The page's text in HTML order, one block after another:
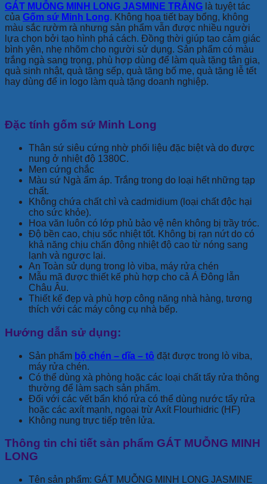
GÁT MUỖNG MINH LONG JASMINE TRẮNG là tuyệt tác
của Gốm sứ Minh Long. Không họa tiết bay bổng, không
màu sắc rườm rà nhưng sản phẩm vẫn được nhiều người
lựa chọn bởi tạo hình phá cách. Đồng thời giúp tạo cảm giác
bình yên, nhẹ nhõm cho người sử dụng. Sản phẩm có màu
trắng ngà sang trọng, phù hợp dùng để làm quà tặng tân gia,
quà sinh nhật, quà tặng sếp, quà tặng bố mẹ, quà tặng lễ tết
hay dùng để in logo làm quà tặng doanh nghiệp.
Đặc tính gốm sứ Minh Long
Thân sứ siêu cứng nhờ phối liệu đặc biệt và do được
nung ở nhiệt độ 1380C.
Men cứng chắc
Màu sứ Ngà ấm áp. Trắng trong do loại hết những tạp
chất.
Không chứa chất chì và cadmidium (loại chất độc hại
cho sức khỏe).
Hoa văn luôn có lớp phủ bảo vệ nên không bị trầy tróc.
Độ bền cao, chịu sốc nhiệt tốt. Không bị rạn nứt do có
khả năng chịu chấn động nhiệt độ cao từ nóng sang
lạnh và ngược lại.
An Toàn sử dụng trong lò viba, máy rửa chén
Mẫu mã được thiết kế phù hợp cho cả Á Đông lẫn
Châu Âu.
Thiết kế đẹp và phù hợp công năng nhà hàng, tương
thích với các máy công cụ nhà bếp.
Hướng dẫn sử dụng:
Sản phẩm bộ chén – dĩa – tô đặt được trong lò viba,
máy rửa chén.
Có thể dùng xà phòng hoặc các loại chất tẩy rửa thông
thường để làm sạch sản phẩm.
Đối với các vết bẩn khó rửa có thể dùng nước tẩy rửa
hoặc các axít mạnh, ngoại trừ Axít Flourhidric (HF)
Không nung trực tiếp trên lửa.
Thông tin chi tiết sản phẩm GÁT MUỖNG MINH
LONG
Tên sản phẩm: GÁT MUỖNG MINH LONG JASMINE